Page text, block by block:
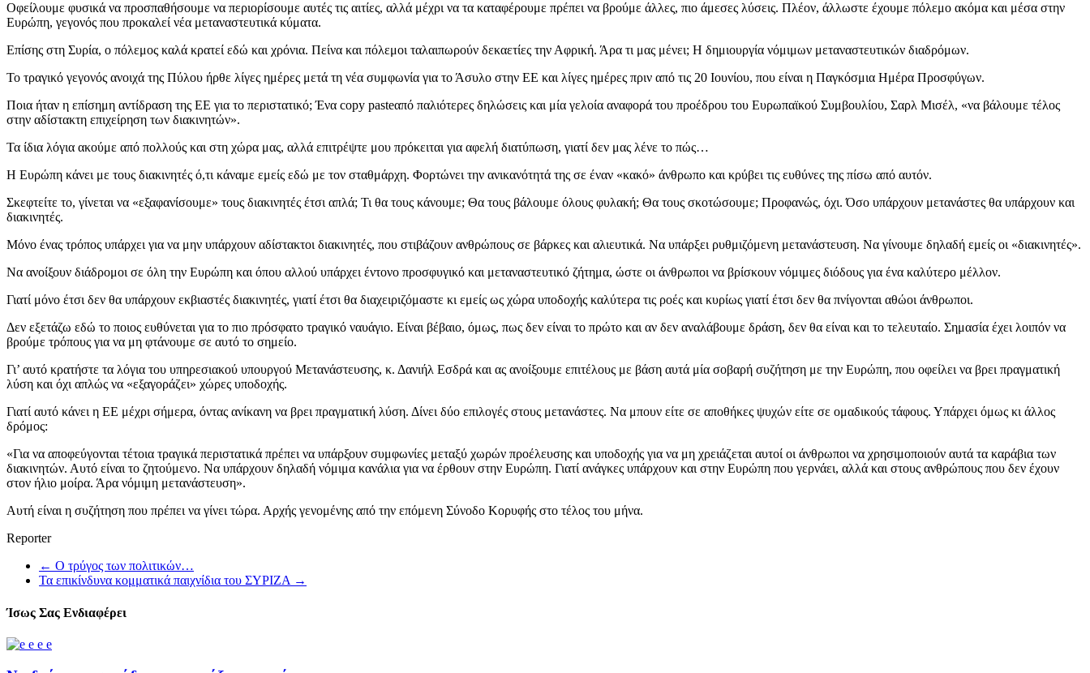
Οφείλουμε φυσικά να προσπαθήσουμε να περιορίσουμε αυτές τις αιτίες, αλλά μέχρι να τα καταφέρουμε πρέπει να βρούμε άλλες, πιο άμεσες λύσεις. Πλέον, άλλωστε έχουμε πόλεμο ακόμα και μέσα στην
Ευρώπη, γεγονός που προκαλεί νέα μεταναστευτικά κύματα.
Επίσης στη Συρία, ο πόλεμος καλά κρατεί εδώ και χρόνια. Πείνα και πόλεμοι ταλαιπωρούν δεκαετίες την Αφρική. Άρα τι μας μένει; Η δημιουργία νόμιμων μεταναστευτικών διαδρόμων.
Το τραγικό γεγονός ανοιχά της Πύλου ήρθε λίγες ημέρες μετά τη νέα συμφωνία για το Άσυλο στην ΕΕ και λίγες ημέρες πριν από τις 20 Ιουνίου, που είναι η Παγκόσμια Ημέρα Προσφύγων.
Ποια ήταν η επίσημη αντίδραση της ΕΕ για το περιστατικό; Ένα copy pasteαπό παλιότερες δηλώσεις και μία γελοία αναφορά του προέδρου του Ευρωπαϊκού Συμβουλίου, Σαρλ Μισέλ, «να βάλουμε τέλος
στην αδίστακτη επιχείρηση των διακινητών».
Τα ίδια λόγια ακούμε από πολλούς και στη χώρα μας, αλλά επιτρέψτε μου πρόκειται για αφελή διατύπωση, γιατί δεν μας λένε το πώς…
Η Ευρώπη κάνει με τους διακινητές ό,τι κάναμε εμείς εδώ με τον σταθμάρχη. Φορτώνει την ανικανότητά της σε έναν «κακό» άνθρωπο και κρύβει τις ευθύνες της πίσω από αυτόν.
Σκεφτείτε το, γίνεται να «εξαφανίσουμε» τους διακινητές έτσι απλά; Τι θα τους κάνουμε; Θα τους βάλουμε όλους φυλακή; Θα τους σκοτώσουμε; Προφανώς, όχι. Όσο υπάρχουν μετανάστες θα υπάρχουν και
διακινητές.
Μόνο ένας τρόπος υπάρχει για να μην υπάρχουν αδίστακτοι διακινητές, που στιβάζουν ανθρώπους σε βάρκες και αλιευτικά. Να υπάρξει ρυθμιζόμενη μετανάστευση. Να γίνουμε δηλαδή εμείς οι «διακινητές».
Να ανοίξουν διάδρομοι σε όλη την Ευρώπη και όπου αλλού υπάρχει έντονο προσφυγικό και μεταναστευτικό ζήτημα, ώστε οι άνθρωποι να βρίσκουν νόμιμες διόδους για ένα καλύτερο μέλλον.
Γιατί μόνο έτσι δεν θα υπάρχουν εκβιαστές διακινητές, γιατί έτσι θα διαχειριζόμαστε κι εμείς ως χώρα υποδοχής καλύτερα τις ροές και κυρίως γιατί έτσι δεν θα πνίγονται αθώοι άνθρωποι.
Δεν εξετάζω εδώ το ποιος ευθύνεται για το πιο πρόσφατο τραγικό ναυάγιο. Είναι βέβαιο, όμως, πως δεν είναι το πρώτο και αν δεν αναλάβουμε δράση, δεν θα είναι και το τελευταίο. Σημασία έχει λοιπόν να
βρούμε τρόπους για να μη φτάνουμε σε αυτό το σημείο.
Γι’ αυτό κρατήστε τα λόγια του υπηρεσιακού υπουργού Μετανάστευσης, κ. Δανιήλ Εσδρά και ας ανοίξουμε επιτέλους με βάση αυτά μία σοβαρή συζήτηση με την Ευρώπη, που οφείλει να βρει πραγματική
λύση και όχι απλώς να «εξαγοράζει» χώρες υποδοχής.
Γιατί αυτό κάνει η ΕΕ μέχρι σήμερα, όντας ανίκανη να βρει πραγματική λύση. Δίνει δύο επιλογές στους μετανάστες. Να μπουν είτε σε αποθήκες ψυχών είτε σε ομαδικούς τάφους. Υπάρχει όμως κι άλλος
δρόμος:
«Για να αποφεύγονται τέτοια τραγικά περιστατικά πρέπει να υπάρξουν συμφωνίες μεταξύ χωρών προέλευσης και υποδοχής για να μη χρειάζεται αυτοί οι άνθρωποι να χρησιμοποιούν αυτά τα καράβια των
διακινητών. Αυτό είναι το ζητούμενο. Να υπάρχουν δηλαδή νόμιμα κανάλια για να έρθουν στην Ευρώπη. Γιατί ανάγκες υπάρχουν και στην Ευρώπη που γερνάει, αλλά και στους ανθρώπους που δεν έχουν
στον ήλιο μοίρα. Άρα νόμιμη μετανάστευση».
Αυτή είναι η συζήτηση που πρέπει να γίνει τώρα. Αρχής γενομένης από την επόμενη Σύνοδο Κορυφής στο τέλος του μήνα.
Reporter
← Ο τρύγος των πολιτικών…
Τα επικίνδυνα κομματικά παιχνίδια του ΣΥΡΙΖΑ →
Ίσως Σας Ενδιαφέρει